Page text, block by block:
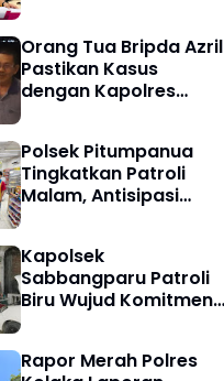
Orang Tua Bripda Azril
Pastikan Kasus
dengan Kapolres
Polsek Pitumpanua
Tingkatkan Patroli
Malam, Antisipasi
Kriminalitas di
Wilayah Hukum
Kapolsek
Sabbangparu Patroli
Biru Wujud Komitmen
Masyarakat
Rapor Merah Polres